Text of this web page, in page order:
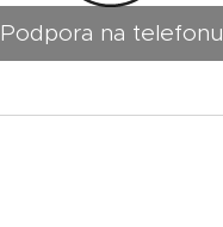
Podpora na telefonu